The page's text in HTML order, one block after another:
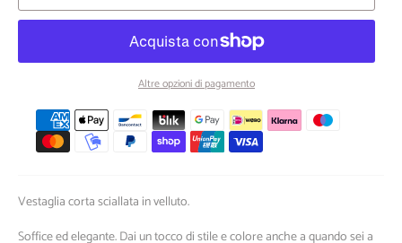
Altre opzioni di pagamento
Metodi
di
pagamento
Vestaglia corta sciallata in velluto.
Soffice ed elegante. Dai un tocco di stile e colore anche a quando sei a